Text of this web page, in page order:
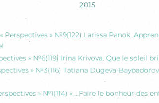
2015
Perspectives » №9(122) Larissa Panok.
» №6(119) Irina Krivova. Que le soleil
» №3(116) Tatiana Dugeva-
» №1(114) « …Faire le bonheur des